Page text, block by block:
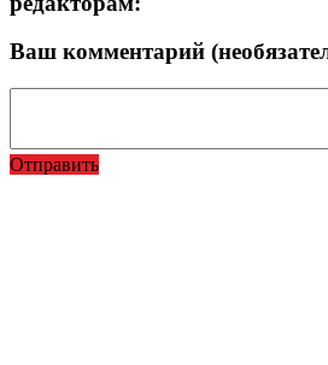
Ваш комментарий
Отправить